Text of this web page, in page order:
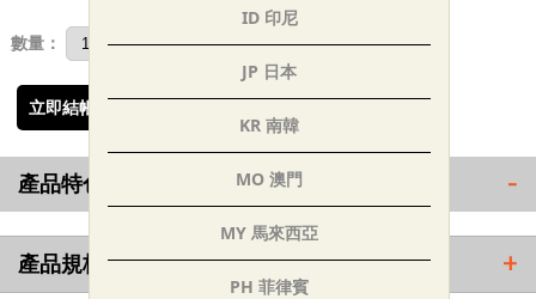
ID 印尼
JP 日本
KR 南韓
MO 澳門
MY 馬來西亞
PH 菲律賓
數量：
立即結帳
產品特色 -
產品規格 +